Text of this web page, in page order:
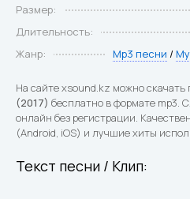
Размер:
Длительность:
Жанр:
Mp3 песни /
На сайте xsound.kz можно скачать
(2017) бесплатно в формате mp3.
онлайн без регистрации.
(Android, iOS) и лучшие хиты
Текст песни / Клип: